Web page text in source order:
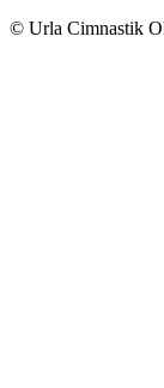
© Urla Cimnastik